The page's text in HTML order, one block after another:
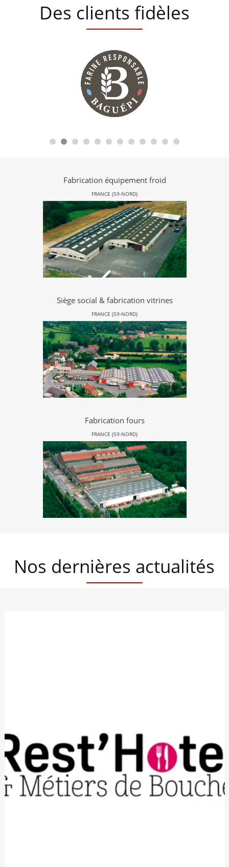
Des clients fidèles
Fabrication équipement froid
FRANCE (59-NORD)
Siège social & fabrication vitrines
FRANCE (59-NORD)
Fabrication fours
FRANCE (59-NORD)
Nos dernières actualités